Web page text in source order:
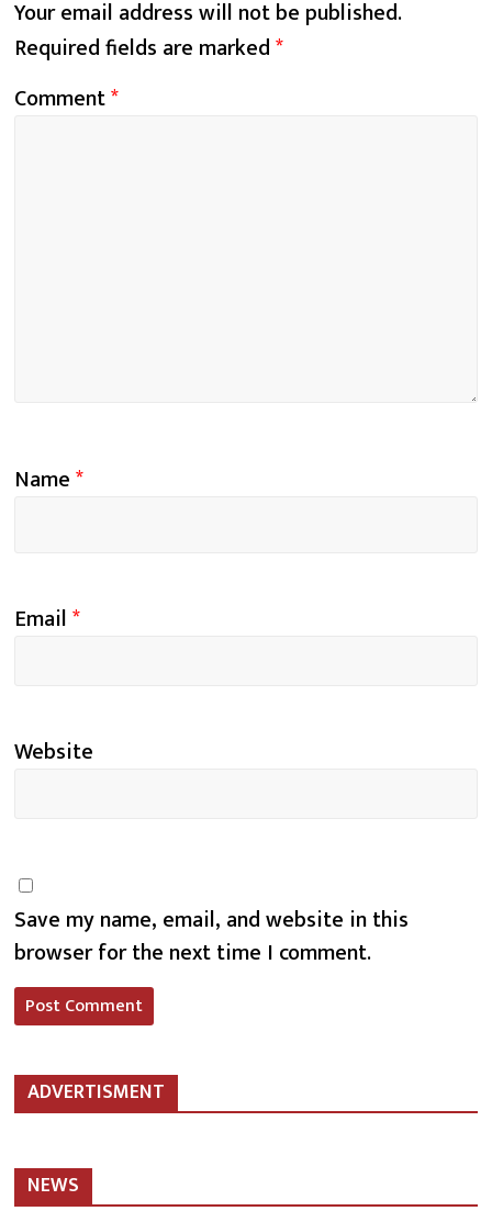
Your email address will not be published.
Required fields are marked*
Comment*
Name*
Email*
Website
Save my name, email, and website in this
browser for the next time I comment.
ADVERTISMENT
NEWS